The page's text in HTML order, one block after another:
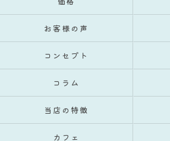
お客様の声
コンセプト
コラム
当店の特徴
カフェ